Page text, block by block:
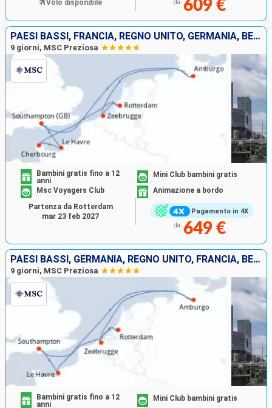
da 609 €
Volo disponibile
PAESI BASSI, FRANCIA, REGNO UNITO, GERMANIA, BELGIO
9 giorni, MSC Preziosa
Pagamento in 4X
Bambini gratis fino a 12
anni
Mini Club bambini gratis
Msc Voyagers Club
Animazione a bordo
da 649 €
Partenza da Rotterdam
mar 23 feb 2027
PAESI BASSI, GERMANIA, REGNO UNITO, FRANCIA, BELGIO
9 giorni, MSC Preziosa
Bambini gratis fino a 12
anni
Mini Club bambini gratis